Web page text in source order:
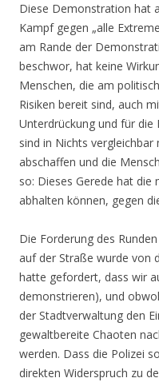
Diese Demonstration hat
Kampf gegen „alle
am Rande der
beschwor, hat keine
Menschen, die am
Risiken bereit sind, auch
Unterdrückung und für die
sind in Nichts
abschaffen und die
so: Dieses Gerede hat die
abhalten können, gegen
Die Forderung des
auf der Straße wurde von
hatte gefordert, dass wir
demonstrieren), und
der Stadtverwaltung den
gewaltbereite Chaoten
werden. Dass die Polizei
direkten Widerspruch zu